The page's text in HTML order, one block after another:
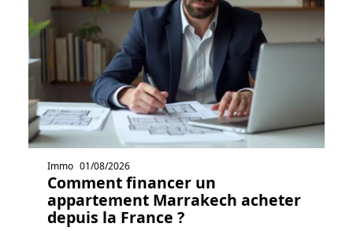
Immo 01/08/2026
Comment financer un
appartement Marrakech acheter
depuis la France ?